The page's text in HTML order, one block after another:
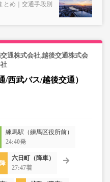
とめ｜交通手段別
通株式会社,越後交通株式会
西武バス/越後交通）
練馬駅（練馬区役所前）
24:40発
六日町（降車）
27:47着